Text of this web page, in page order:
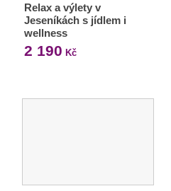
Relax a výlety v
Jeseníkách s jídlem i
wellness
2 190 Kč